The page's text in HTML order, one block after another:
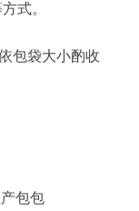
式。
包袋大小酌收
包包